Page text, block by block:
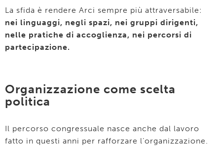
La sfida è rendere Arci sempre più attraversabile:
nei linguaggi, negli spazi, nei gruppi dirigenti,
nelle pratiche di accoglienza, nei percorsi di
partecipazione.
Organizzazione come scelta
politica
Il percorso congressuale nasce anche dal lavoro
fatto in questi anni per rafforzare l’organizzazione.